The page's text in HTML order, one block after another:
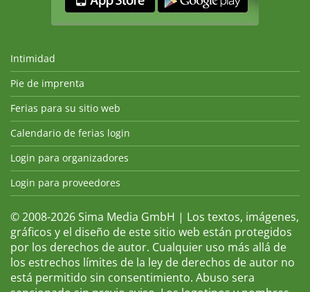
Intimidad
Pie de imprenta
Ferias para su sitio web
Calendario de ferias login
Login para organizadores
Login para proveedores
© 2008-2026 Sima Media GmbH | Los textos, imágenes,
gráficos y el diseño de este sitio web están protegidos
por los derechos de autor. Cualquier uso más allá de
los estrechos límites de la ley de derechos de autor no
está permitido sin consentimiento. Abuso sera